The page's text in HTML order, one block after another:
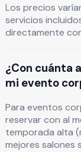
Los precios
servicios
directamente
¿Con cuánta
mi evento
Para eventos
reservar con al
temporada alta
mejores salones